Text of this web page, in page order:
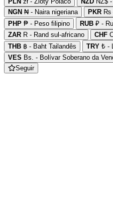
NGN ₦ - Naira nigeriana PKR ₨
PHP ₱ - Peso filipino RUB ₽ -
ZAR R - Rand sul-africano CHF
THB ฿ - Baht Tailandês TRY ₺ -
VES Bs. - Bolívar Soberano da
Seguir